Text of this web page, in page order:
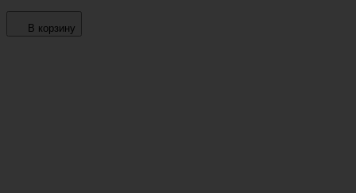
В корзину